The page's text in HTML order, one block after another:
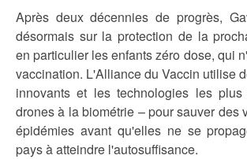
Après deux décennies de progrès,
désormais sur la protection de la
en particulier les enfants zéro dose, qui
vaccination. L'Alliance du Vaccin utilise
innovants et les technologies les
drones à la biométrie – pour sauver des
épidémies avant qu'elles ne se
pays à atteindre l'autosuffisance.